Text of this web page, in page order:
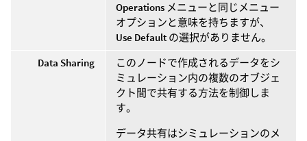
Operations メニューと同じメニュー
オプションと意味を持ちますが、
Use Default の選択がありません。
Data Sharing
このノードで作成されるデータをシ
ミュレーション内の複数のオブジェ
クト間で共有する方法を制御しま
す。
データ共有はシミュレーションのメ